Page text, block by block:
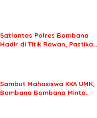
Satlantas Polres Bombana
Hadir di Titik Rawan, Pastikan
Sambut Mahasiswa KKA UMK,
Bombana Bombana Minta